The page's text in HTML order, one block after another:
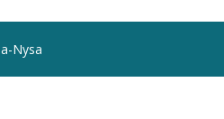
Nysa